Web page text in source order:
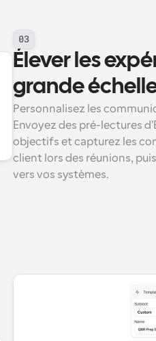
03
Élever les
grande
Personnalisez les
Envoyez des pré-lectures
objectifs et capturez les
client lors des réunions,
vers vos systèmes.